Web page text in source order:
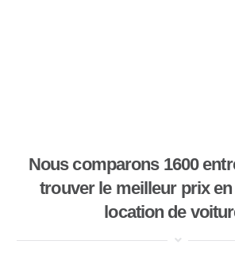
Nous comparons 1600
trouver le meilleur prix
location de